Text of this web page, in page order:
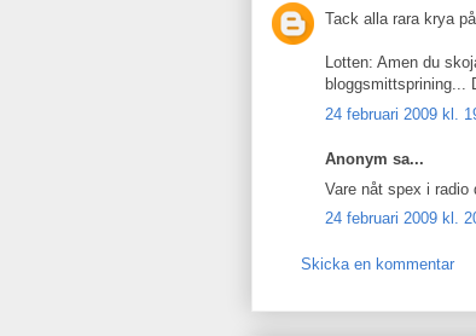
Tack alla rara krya
Lotten: Amen du
bloggsmittsprining...
24 februari 2009 kl.
Anonym sa...
Vare nåt spex i radio
24 februari 2009 kl.
Skicka en kommentar